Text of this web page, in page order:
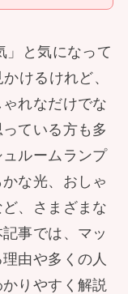
」と気になって
けるけれど、
れなだけでな
ている方も多
ルームランプ
な光、おしゃ
、さまざまな
事では、マッ
由や多くの人
りやすく解説